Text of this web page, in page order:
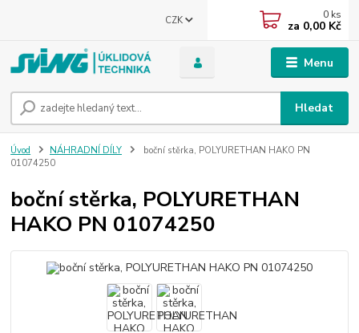
Menu
CZK
Hledat
0 ks
za 0,00 Kč
Úvod NÁHRADNÍ DÍLY
boční stěrka, POLYURETHAN HAKO PN
01074250
boční stěrka, POLYURETHAN
HAKO PN 01074250